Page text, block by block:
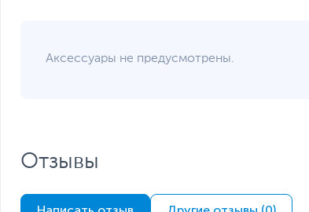
Аксессуары не предусмотрены.
Отзывы